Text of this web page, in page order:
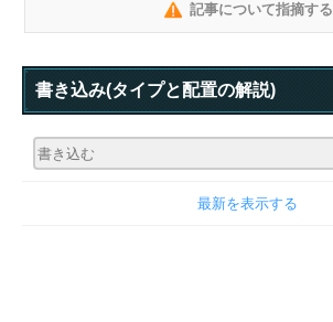
記事について指摘する
書き込み(タイプと配置の解説)
最新を表示する